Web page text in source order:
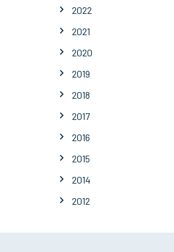
2022
2021
2020
2019
2018
2017
2016
2015
2014
2012